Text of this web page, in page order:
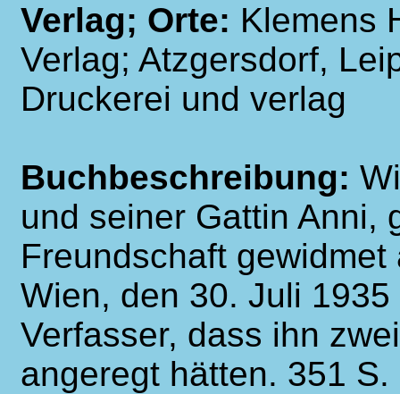
Verlag; Orte: Klemens
Verlag; Atzgersdorf,
Druckerei und verlag
Buchbeschreibung:
und seiner Gattin Anni,
Freundschaft
Wien, den 30. Juli
Verfasser, dass ihn
angeregt hätten. 351 S.